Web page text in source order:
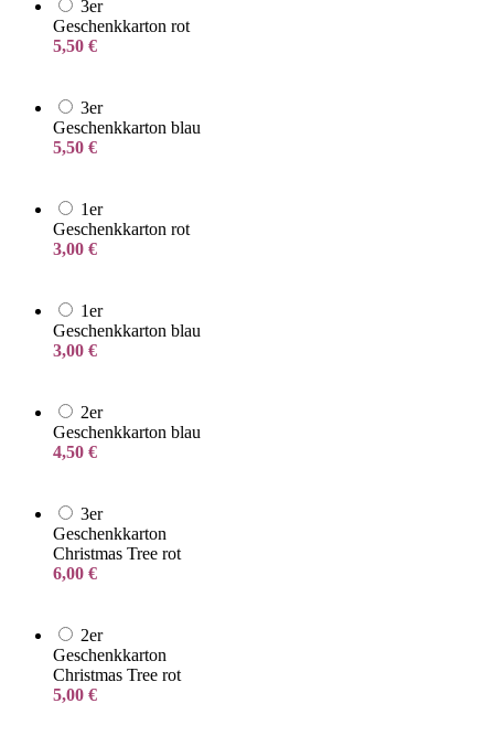
3er
Geschenkkarton rot
5,50 €
3er
Geschenkkarton blau
5,50 €
1er
Geschenkkarton rot
3,00 €
1er
Geschenkkarton blau
3,00 €
2er
Geschenkkarton blau
4,50 €
3er
Geschenkkarton
Christmas Tree rot
6,00 €
2er
Geschenkkarton
Christmas Tree rot
5,00 €